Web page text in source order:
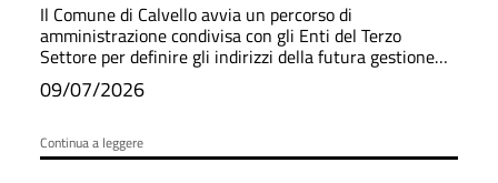
Il Comune di Calvello avvia un percorso di
amministrazione condivisa con gli Enti del Terzo
Settore per definire gli indirizzi della futura gestione
della Casa Famiglia comunale per anziani.
09/07/2026
Continua a leggere